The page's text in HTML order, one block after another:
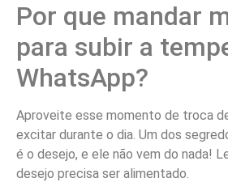
Por que mandar
para subir a
WhatsApp?
Aproveite esse momento de troca
excitar durante o dia. Um dos
é o desejo, e ele não vem do nada!
desejo precisa ser alimentado.